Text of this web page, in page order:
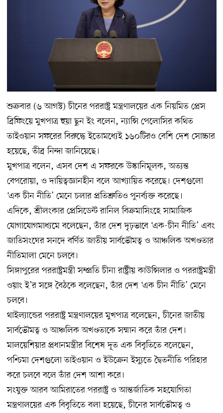
শুক্রবার (৬ আগস্ট) চীনের পররাষ্ট্র মন্ত্রণালয়ের এক নিয়মিত প্রেস
ব্রিফিংয়ে মুখপাত্র হুয়া ছুন ইং বলেন, ন্যান্সি পেলোসির কথিত
তাইওয়ান সফরের বিরুদ্ধে ইতোমধ্যেই ১৬০টিরও বেশি দেশ সোচ্চার
হয়েছে, তীব্র নিন্দা জানিয়েছে।
মুখপাত্র বলেন, এসব দেশ এ সফরকে উস্কানিমূলক, অত্যন্ত
বেপরোয়া, ও দায়িত্বজ্ঞানহীন বলে আখ্যায়িত করেছে। দেশগুলো
‘এক চীন নীতি’ মেনে চলার প্রতিশ্রুতিও পুনর্ব্যক্ত করেছে।
এদিকে, শ্রীলংকার প্রেসিডেন্ট রানিল বিক্রমাসিংহে সামাজিক
যোগাযোগমাধ্যমে বলেছেন, তাঁর দেশ দৃঢ়ভাবে ‘এক-চীন নীতি’ এবং
জাতিসংঘের সনদে বর্ণিত জাতীয় সার্বভৌমত্ব ও আঞ্চলিক অখণ্ডতার
নীতিমালা মেনে চলবে।
সিঙ্গাপুরের পররাষ্ট্রমন্ত্রী সম্প্রতি চীনা রাষ্ট্রীয় কাউন্সিলার ও পররাষ্ট্রমন্ত্রী
ওয়াং ই’র সঙ্গে বৈঠকে বলেছেন, তাঁর দেশ ‘এক চীন নীতি’ মেনে
চলবে।
থাইল্যান্ডের পররাষ্ট্র মন্ত্রণালয়ের মুখপাত্র বলেছেন, চীনের জাতীয়
সার্বভৌমত্ব ও আঞ্চলিক অখণ্ডতাকে সম্মান করে তাঁর দেশ।
মালয়েশিয়ার প্রধানমন্ত্রীর বিশেষ দূত এক বিবৃতিতে বলেছেন,
পশ্চিমা দেশগুলো তাইওয়ান ও ইউক্রেন ইস্যুতে দ্বৈতনীতি পরিহার
করে চলবে বলে তাঁর দেশ আশা করে।
সংযুক্ত আরব আমিরাতের পররাষ্ট্র ও আন্তর্জাতিক সহযোগিতা
মন্ত্রণালয়ের এক বিবৃতিতে বলা হয়েছে, চীনের সার্বভৌমত্ব ও